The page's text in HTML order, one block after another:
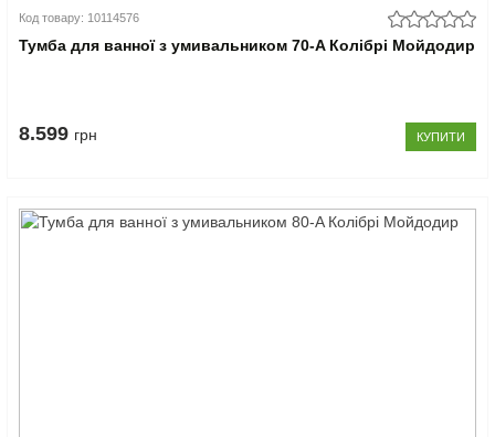
Код товару: 10114576
Тумба для ванної з умивальником 70-A Колібрі Мойдодир
8.599 грн КУПИТИ